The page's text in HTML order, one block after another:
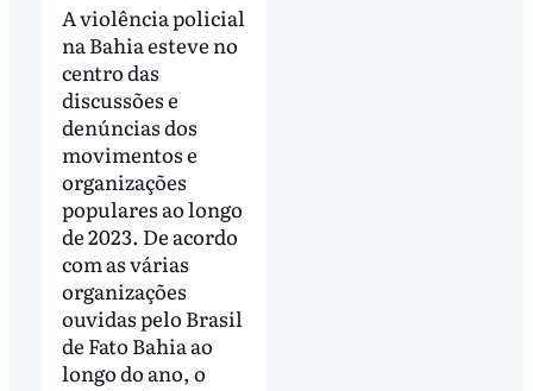
A violência policial
na Bahia esteve no
centro das
discussões e
denúncias dos
movimentos e
organizações
populares ao longo
de 2023. De acordo
com as várias
organizações
ouvidas pelo Brasil
de Fato Bahia ao
longo do ano, o